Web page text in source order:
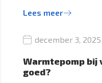
Lees meer
december 3, 2025
Warmtepomp
goed?